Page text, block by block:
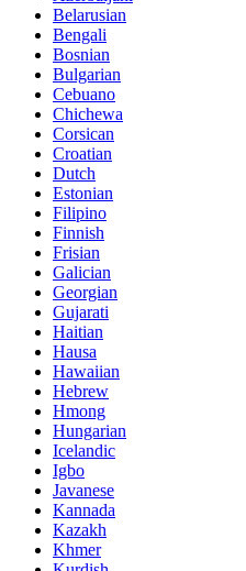
Belarusian
Bengali
Bosnian
Bulgarian
Cebuano
Chichewa
Corsican
Croatian
Dutch
Estonian
Filipino
Finnish
Frisian
Galician
Georgian
Gujarati
Haitian
Hausa
Hawaiian
Hebrew
Hmong
Hungarian
Icelandic
Igbo
Javanese
Kannada
Kazakh
Khmer